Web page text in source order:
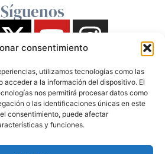
consentimiento
utilizamos tecnologías como las
acceder a la información del dispositivo. El
nos permitirá procesar datos como
o las identificaciones únicas en este
consentimiento, puede afectar
y funciones.
Síguenos